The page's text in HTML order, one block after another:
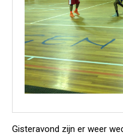
Gisteravond zijn er weer